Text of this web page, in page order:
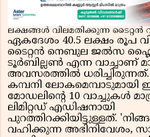
ലക്ഷങ്ങൾ വിലമതിക്കുന്ന ടൈറ്റൻ
ഏകദേശം 40.5 ലക്ഷം രൂപ
ടൈറ്റൻ നെബുല ജൽസ
ടൂർബില്ലൺ എന്ന വാച്ചാണ്
അവസരത്തിൽ
കമ്പനി
മോഡലിൻ്റെ 10 വാച്ചുകൾ
ലിമിറ്റഡ് എഡിഷനായി
പുറത്തിറക്കിയിട്ടുള്ളത്.
വഹിക്കുന്ന അഭിനിവേശം,